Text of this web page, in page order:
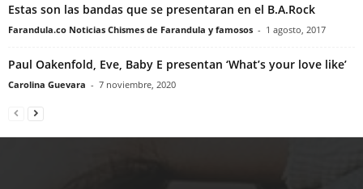
Estas son las bandas que se presentaran en el B.A.Rock
Farandula.co Noticias Chismes de Farandula y famosos - 1 agosto, 2017
Paul Oakenfold, Eve, Baby E presentan ‘What’s your love like’
Carolina Guevara - 7 noviembre, 2020